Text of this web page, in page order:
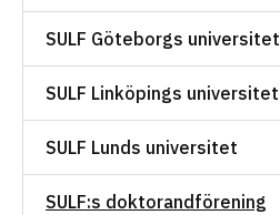
SULF Göteborgs universitet
SULF Linköpings universitet
SULF Lunds universitet
SULF:s doktorandförening